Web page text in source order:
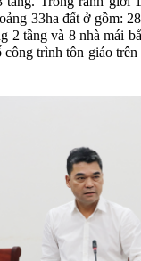
33ha đất ở gồm:
2 tầng và 8 nhà mái
công trình tôn giáo